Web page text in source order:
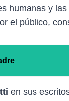
humanas y
el público,
en sus